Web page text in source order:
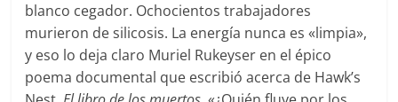
blanco cegador. Ochocientos trabajadores
murieron de silicosis. La energía nunca es «limpia»,
y eso lo deja claro Muriel Rukeyser en el épico
poema documental que escribió acerca de Hawk’s